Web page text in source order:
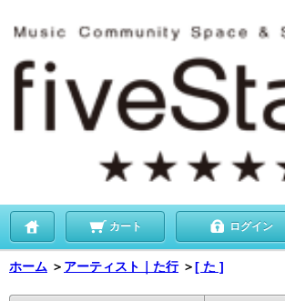
カート ログイン
ホーム ＞ アーティスト｜た行 ＞[ た ]